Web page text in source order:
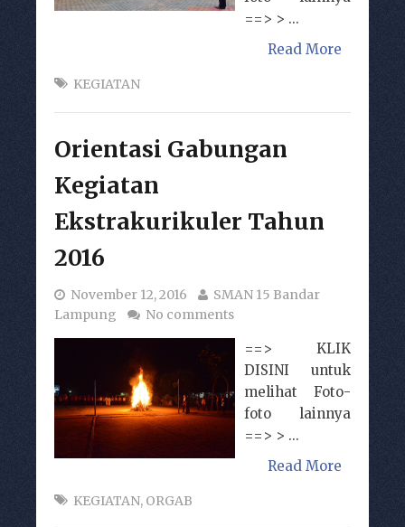
==> > ...
Read More
KEGIATAN
Orientasi Gabungan
Kegiatan
Ekstrakurikuler Tahun
2016
November 12, 2016
SMAN 15 Bandar
Lampung
No comments
==> KLIK
DISINI untuk
melihat Foto-
foto lainnya
==> > ...
Read More
KEGIATAN, ORGAB